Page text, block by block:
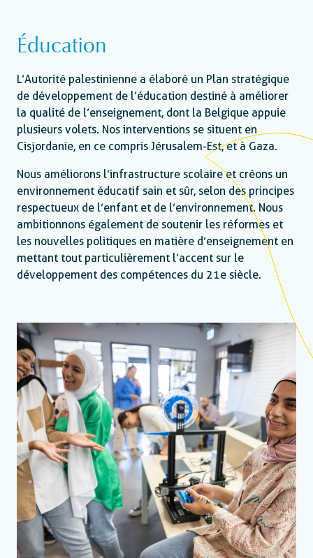
Éducation
L’Autorité palestinienne a élaboré un Plan stratégique
de développement de l’éducation destiné à améliorer
la qualité de l’enseignement, dont la Belgique appuie
plusieurs volets. Nos interventions se situent en
Cisjordanie, en ce compris Jérusalem-Est, et à Gaza.
Nous améliorons l’infrastructure scolaire et créons un
environnement éducatif sain et sûr, selon des principes
respectueux de l’enfant et de l’environnement. Nous
ambitionnons également de soutenir les réformes et
les nouvelles politiques en matière d’enseignement en
mettant tout particulièrement l’accent sur le
développement des compétences du 21e siècle.